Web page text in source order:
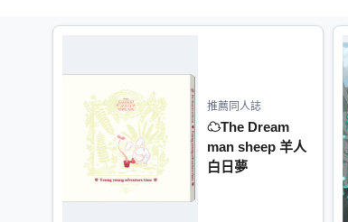
推薦同人誌
☁The Dream
man sheep 羊人
白日夢